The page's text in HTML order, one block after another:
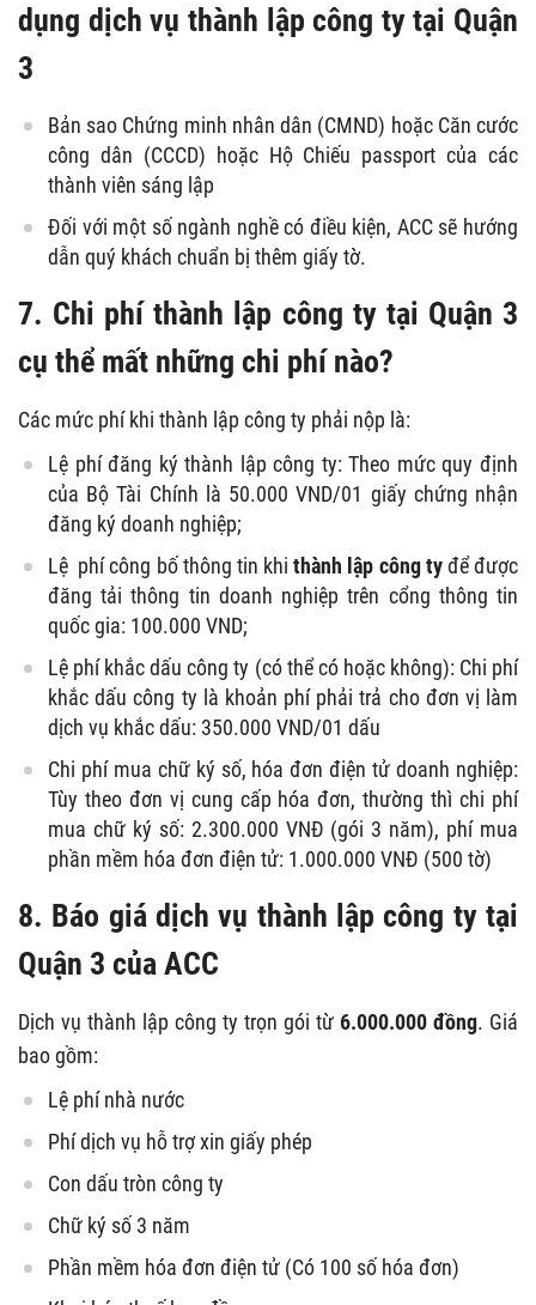
dụng dịch vụ thành lập công ty tại Quận
3
Bản sao Chứng minh nhân dân (CMND) hoặc Căn cước
công dân (CCCD) hoặc Hộ Chiếu passport của các
thành viên sáng lập
Đối với một số ngành nghề có điều kiện, ACC sẽ hướng
dẫn quý khách chuẩn bị thêm giấy tờ.
7. Chi phí thành lập công ty tại Quận 3
cụ thể mất những chi phí nào?
Các mức phí khi thành lập công ty phải nộp là:
Lệ phí đăng ký thành lập công ty: Theo mức quy định
của Bộ Tài Chính là 50.000 VND/01 giấy chứng nhận
đăng ký doanh nghiệp;
Lệ phí công bố thông tin khithành lập công tyđể được
đăng tải thông tin doanh nghiệp trên cổng thông tin
quốc gia: 100.000 VND;
Lệ phí khắc dấu công ty (có thể có hoặc không): Chi phí
khắc dấu công ty là khoản phí phải trả cho đơn vị làm
dịch vụ khắc dấu: 350.000 VND/01 dấu
Chi phí mua chữ ký số, hóa đơn điện tử doanh nghiệp:
Tùy theo đơn vị cung cấp hóa đơn, thường thì chi phí
mua chữ ký số: 2.300.000 VNĐ (gói 3 năm), phí mua
phần mềm hóa đơn điện tử: 1.000.000 VNĐ (500 tờ)
8. Báo giá dịch vụ thành lập công ty tại
Quận 3 của ACC
Dịch vụ thành lập công ty trọn gói từ 6.000.000 đồng. Giá
bao gồm:
Lệ phí nhà nước
Phí dịch vụ hỗ trợ xin giấy phép
Con dấu tròn công ty
Chữ ký số 3 năm
Phần mềm hóa đơn điện tử (Có 100 số hóa đơn)